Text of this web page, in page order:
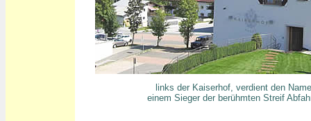
links der Kaiserhof, verdient den
einem Sieger der berühmten Streif